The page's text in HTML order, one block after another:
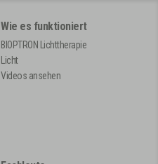
Wie es funktioniert
BIOPTRON Lichttherapie
Licht
Videos ansehen